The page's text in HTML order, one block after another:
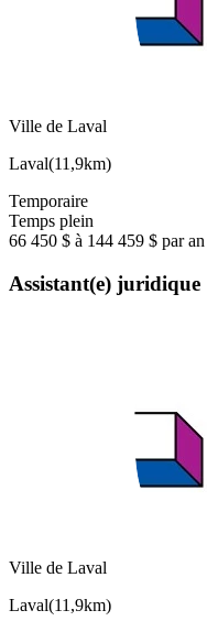
Ville de Laval
Laval(11,9km)
Temporaire
Temps plein
66 450 $ à 144 459 $ par an
Assistant(e) juridique
Ville de Laval
Laval(11,9km)